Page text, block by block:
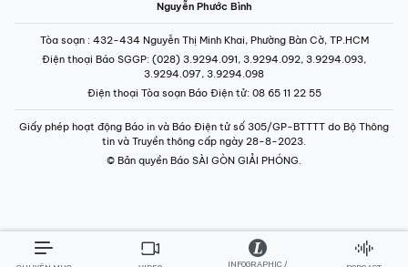
Nguyễn Phước Bình
Tòa soạn : 432-434 Nguyễn Thị Minh Khai, Phường Bàn Cờ, TP.HCM
Điện thoại Báo SGGP: (028) 3.9294.091, 3.9294.092, 3.9294.093,
3.9294.097, 3.9294.098
Điện thoại Tòa soạn Báo Điện tử: 08 65 11 22 55
Giấy phép hoạt động Báo in và Báo Điện tử số 305/GP-BTTTT do Bộ Thông
tin và Truyền thông cấp ngày 28-8-2023.
© Bản quyền Báo SÀI GÒN GIẢI PHÓNG.
INFOGRAPHIC /